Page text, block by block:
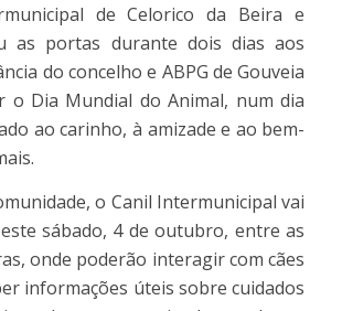
de Celorico da Beira e
as portas durante dois dias aos
do concelho e ABPG de Gouveia
o Dia Mundial do Animal, num dia
ao carinho, à amizade e ao bem-
o Canil Intermunicipal vai
sábado, 4 de outubro, entre as
onde poderão interagir com cães
informações úteis sobre cuidados